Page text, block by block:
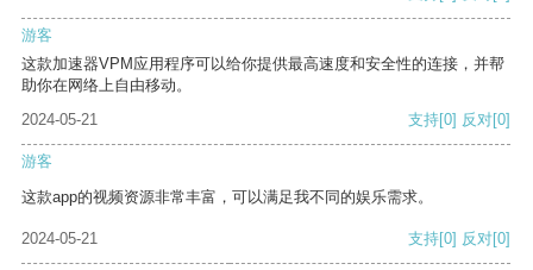
游客
这款加速器VPM应用程序可以给你提供最高速度和安全性的连接，并帮
助你在网络上自由移动。
2024-05-21
支持[0] 反对[0]
游客
这款app的视频资源非常丰富，可以满足我不同的娱乐需求。
2024-05-21 支持[0] 反对[0]